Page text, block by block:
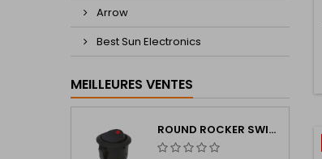
Arrow
Best Sun Electronics
MEILLEURES VENTES
ROUND ROCKER SWITCH 12V